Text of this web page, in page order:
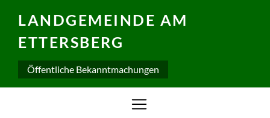
LANDGEMEINDE AM
ETTERSBERG
Öffentliche Bekanntmachungen